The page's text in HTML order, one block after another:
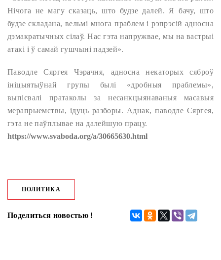
Нічога не магу сказаць, што будзе далей. Я бачу, што
будзе складана, вельмі многа праблем і рэпрэсій адносна
дэмакратычных сілаў. Нас гэта напружвае, мы на вастрыі
атакі і ў самай гушчыні падзей».
Паводле Сяргея Чэрачня, адносна некаторых сяброў
ініцыятыўнай групы былі «дробныя праблемы»,
выпісвалі пратаколы за несанкцыянаваныя масавыя
мерапрыемствы, ідуць разборы. Аднак, паводле Сяргея,
гэта не паўплывае на далейшую працу.
https://www.svaboda.org/a/30665630.html
ПОЛИТИКА
Поделиться новостью !